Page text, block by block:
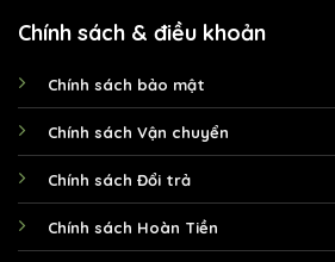
Chính sách & điều khoản
Chính sách bảo mật
Chính sách Vận chuyển
Chính sách Đổi trả
Chính sách Hoàn Tiền